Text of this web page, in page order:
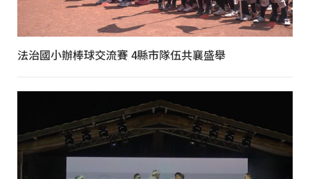
法治國小辦棒球交流賽 4縣市隊伍共襄盛舉